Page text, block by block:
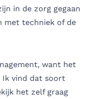
in de zorg gegaan
met techniek of de
want het
Ik vind dat soort
het zelf graag